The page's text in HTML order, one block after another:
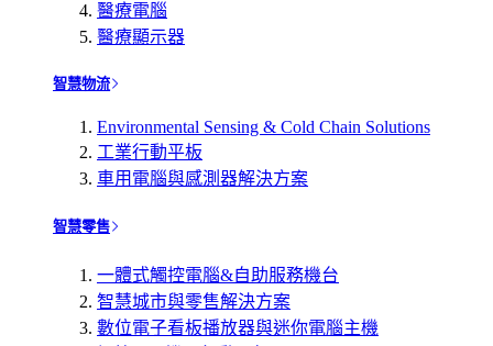
醫療電腦
醫療顯示器
智慧物流
Environmental Sensing & Cold Chain Solutions
工業行動平板
車用電腦與感測器解決方案
智慧零售
一體式觸控電腦&自助服務機台
智慧城市與零售解決方案
數位電子看板播放器與迷你電腦主機